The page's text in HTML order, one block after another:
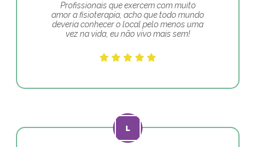
Profissionais que exercem com muito
amor a fisioterapia, acho que todo mundo
deveria conhecer o local pelo menos uma
vez na vida, eu não vivo mais sem!